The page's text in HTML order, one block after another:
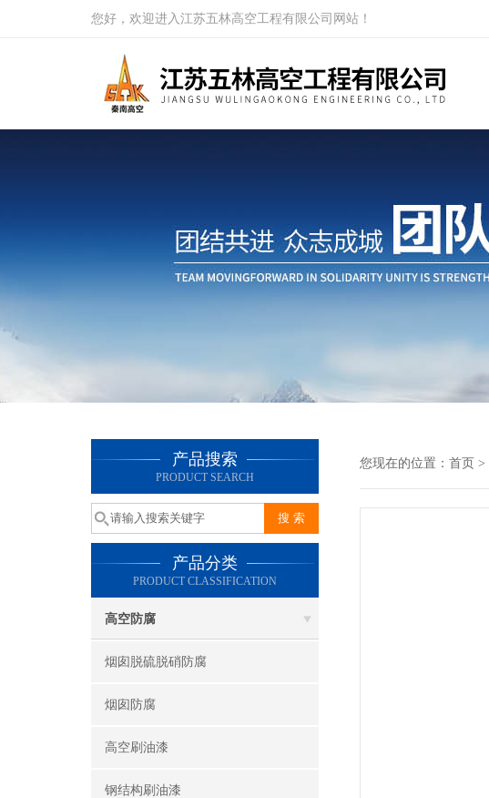
您好，欢迎进入江苏五林高空工程有限公司网站！
产品搜索
PRODUCT SEARCH
产品分类
PRODUCT CLASSIFICATION
高空防腐
烟囱脱硫脱硝防腐
烟囱防腐
高空刷油漆
钢结构刷油漆
您现在的位置： 首页 >